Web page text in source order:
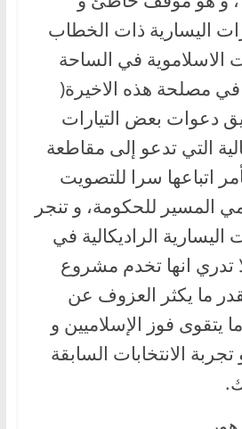
اليسارية ذات الخطاب
الاسلاموية في الساحة
مصلحة هذه الاخيرة(
دعوات بعض التيارات
التي تدعو إلى مقاطعة
اتباعها سرا للتصويت
المسير للحكومة، و تنجر
اليسارية الراديكالية في
تدري انها تخدم مشروع
ما يكثر العزوف عن
يتقوى فوز الإسلاميين و
تجربة الانتخابات السابقة